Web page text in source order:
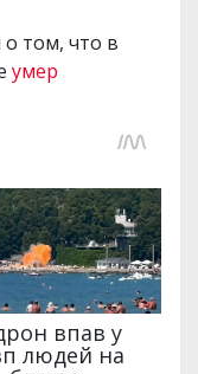
том, что в
умер